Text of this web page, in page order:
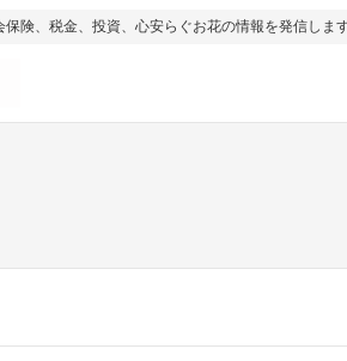
険、税金、投資、心安らぐお花の情報を発信しま